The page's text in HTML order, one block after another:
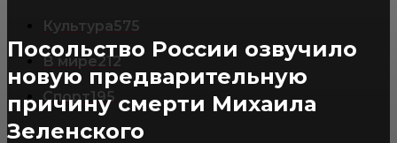
Посольство России озвучило
новую предварительную
причину смерти Михаила
Зеленского
Культура575
В мире212
Спорт195